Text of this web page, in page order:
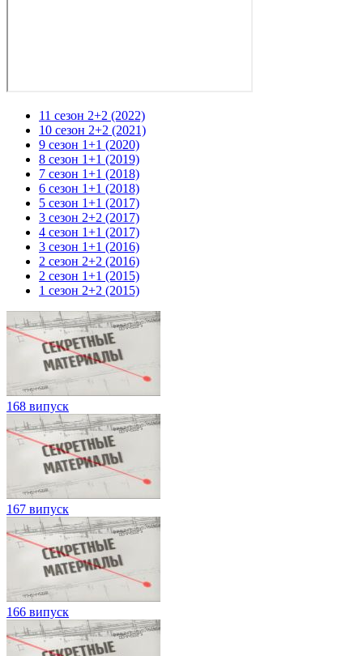
11 сезон 2+2 (2022)
10 сезон 2+2 (2021)
9 сезон 1+1 (2020)
8 сезон 1+1 (2019)
7 сезон 1+1 (2018)
6 сезон 1+1 (2018)
5 сезон 1+1 (2017)
3 сезон 2+2 (2017)
4 сезон 1+1 (2017)
3 сезон 1+1 (2016)
2 сезон 2+2 (2016)
2 сезон 1+1 (2015)
1 сезон 2+2 (2015)
168 випуск
167 випуск
166 випуск